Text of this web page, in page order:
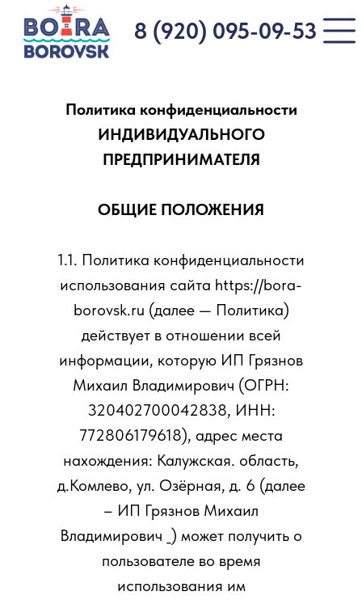
8 (920) 095-09-53
Политика конфиденциальности
ИНДИВИДУАЛЬНОГО
ПРЕДПРИНИМАТЕЛЯ
ОБЩИЕ ПОЛОЖЕНИЯ
1.1. Политика конфиденциальности
использования сайта https://bora-
borovsk.ru (далее — Политика)
действует в отношении всей
информации, которую ИП Грязнов
Михаил Владимирович (ОГРН:
320402700042838, ИНН:
772806179618), адрес места
нахождения: Калужская. область,
д.Комлево, ул. Озёрная, д. 6 (далее
– ИП Грязнов Михаил
Владимирович _) может получить о
пользователе во время
использования им